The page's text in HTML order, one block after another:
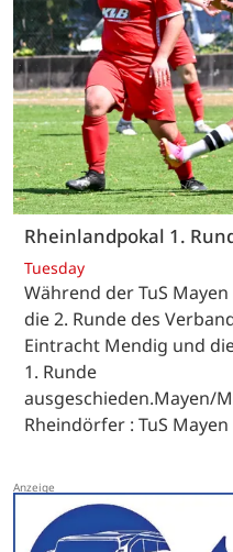
Rheinlandpokal 1.
Tuesday
Während der TuS
die 2. Runde des
Eintracht Mendig und
1. Runde
ausgeschieden.Mayen/
Rheindörfer : TuS